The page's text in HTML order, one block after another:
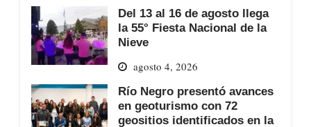
Del 13 al 16 de agosto llega
la 55° Fiesta Nacional de la
Nieve
agosto 4, 2026
Río Negro presentó avances
en geoturismo con 72
geositios identificados en la